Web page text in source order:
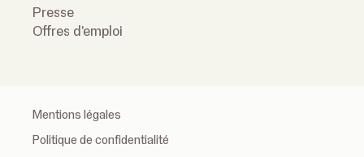
Presse
Offres d'emploi
Mentions légales
Politique de confidentialité